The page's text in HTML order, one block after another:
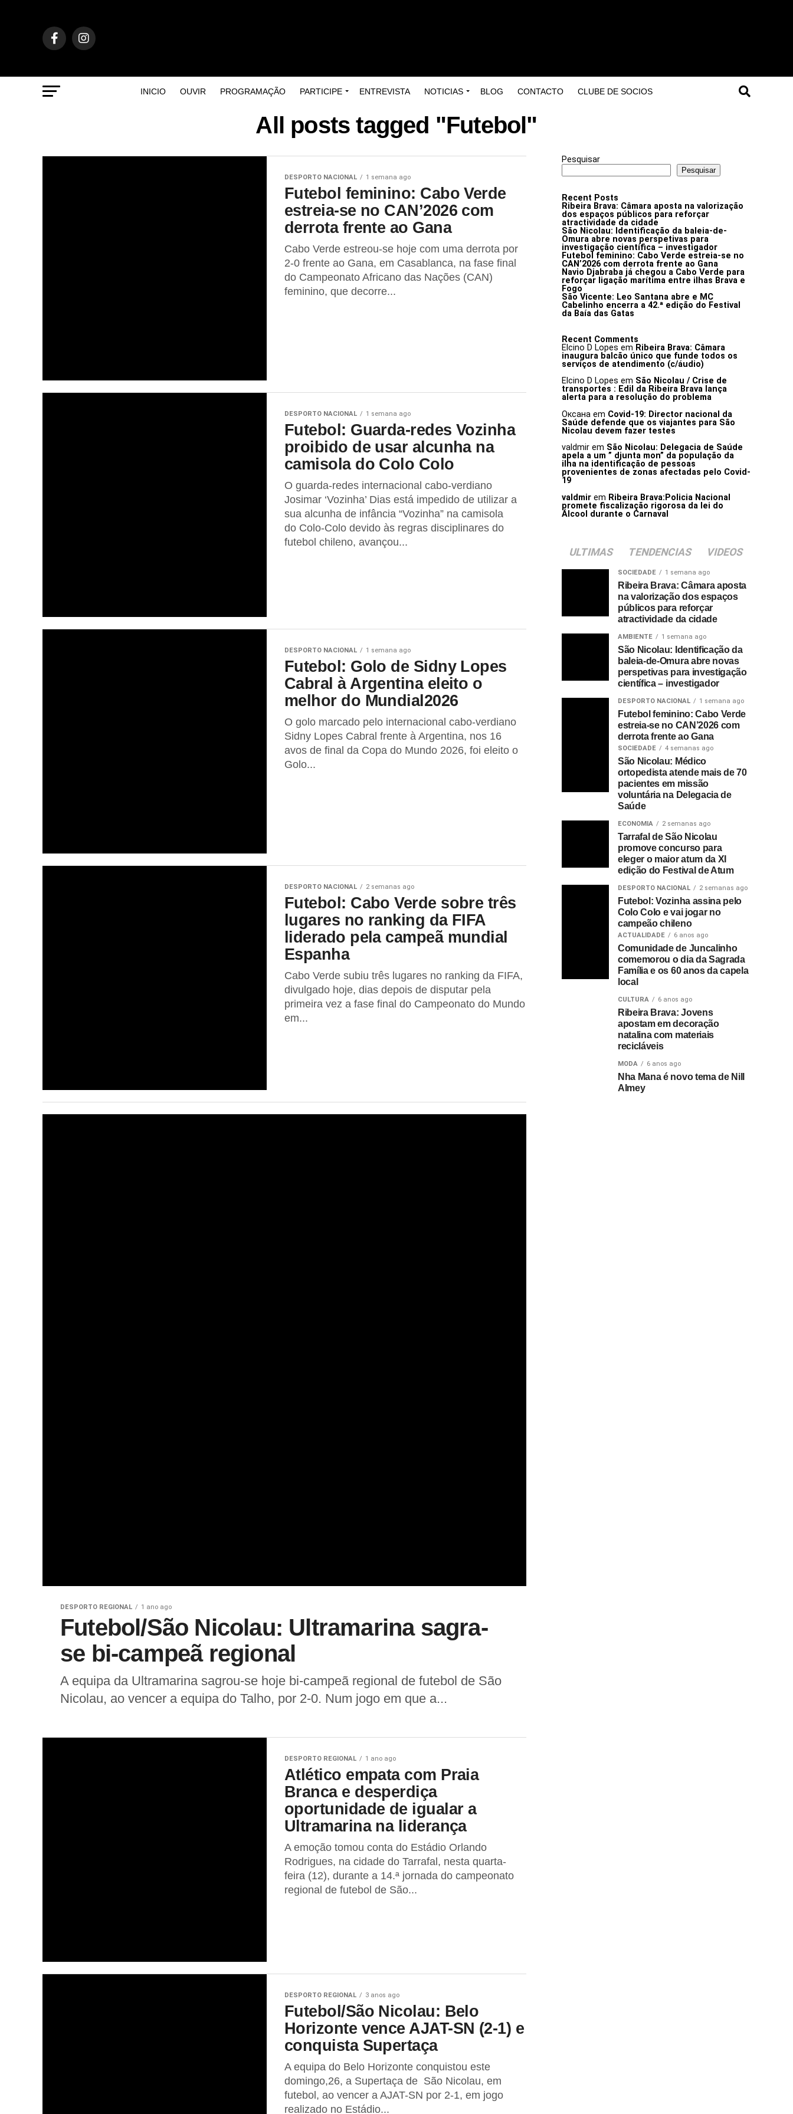
INICIO OUVIR PROGRAMAÇÃO PARTICIPE ENTREVISTA NOTICIAS BLOG CONTACTO CLUBE DE SOCIOS
All posts tagged "Futebol"
DESPORTO NACIONAL 1 semana ago
Futebol feminino: Cabo Verde
estreia-se no CAN’2026 com
derrota frente ao Gana
Cabo Verde estreou-se hoje com uma derrota por
2-0 frente ao Gana, em Casablanca, na fase final
do Campeonato Africano das Nações (CAN)
feminino, que decorre...
DESPORTO NACIONAL 1 semana ago
Futebol: Guarda-redes Vozinha
proibido de usar alcunha na
camisola do Colo Colo
O guarda-redes internacional cabo-verdiano
Josimar ‘Vozinha’ Dias está impedido de utilizar a
sua alcunha de infância “Vozinha” na camisola
do Colo-Colo devido às regras disciplinares do
futebol chileno, avançou...
DESPORTO NACIONAL 1 semana ago
Futebol: Golo de Sidny Lopes
Cabral à Argentina eleito o
melhor do Mundial2026
O golo marcado pelo internacional cabo-verdiano
Sidny Lopes Cabral frente à Argentina, nos 16
avos de final da Copa do Mundo 2026, foi eleito o
Golo...
DESPORTO NACIONAL 2 semanas ago
Futebol: Cabo Verde sobre três
lugares no ranking da FIFA
liderado pela campeã mundial
Espanha
Cabo Verde subiu três lugares no ranking da FIFA,
divulgado hoje, dias depois de disputar pela
primeira vez a fase final do Campeonato do Mundo
em...
DESPORTO REGIONAL 1 ano ago
Futebol/São Nicolau: Ultramarina sagra-
se bi-campeã regional
A equipa da Ultramarina sagrou-se hoje bi-campeã regional de futebol de São
Nicolau, ao vencer a equipa do Talho, por 2-0. Num jogo em que a...
DESPORTO REGIONAL 1 ano ago
Atlético empata com Praia
Branca e desperdiça
oportunidade de igualar a
Ultramarina na liderança
A emoção tomou conta do Estádio Orlando
Rodrigues, na cidade do Tarrafal, nesta quarta-
feira (12), durante a 14.ª jornada do campeonato
regional de futebol de São...
DESPORTO REGIONAL 3 anos ago
Futebol/São Nicolau: Belo
Horizonte vence AJAT-SN (2-1) e
conquista Supertaça
A equipa do Belo Horizonte conquistou este
domingo,26, a Supertaça de São Nicolau, em
futebol, ao vencer a AJAT-SN por 2-1, em jogo
realizado no Estádio...
Pesquisar
Pesquisar
Recent Posts
Ribeira Brava: Câmara aposta na valorização
dos espaços públicos para reforçar
atractividade da cidade
São Nicolau: Identificação da baleia-de-
Omura abre novas perspetivas para
investigação científica – investigador
Futebol feminino: Cabo Verde estreia-se no
CAN’2026 com derrota frente ao Gana
Navio Djabraba já chegou a Cabo Verde para
reforçar ligação marítima entre ilhas Brava e
Fogo
São Vicente: Leo Santana abre e MC
Cabelinho encerra a 42.ª edição do Festival
da Baía das Gatas
Recent Comments
Elcino D Lopes em Ribeira Brava: Câmara
inaugura balcão único que funde todos os
serviços de atendimento (c/áudio)
Elcino D Lopes em São Nicolau / Crise de
transportes : Edil da Ribeira Brava lança
alerta para a resolução do problema
Оксана em Covid-19: Director nacional da
Saúde defende que os viajantes para São
Nicolau devem fazer testes
valdmir em São Nicolau: Delegacia de Saúde
apela a um ” djunta mon” da população da
ilha na identificação de pessoas
provenientes de zonas afectadas pelo Covid-
19
valdmir em Ribeira Brava:Policia Nacional
promete fiscalização rigorosa da lei do
Álcool durante o Carnaval
ULTIMAS TENDENCIAS VIDEOS
SOCIEDADE 1 semana ago
Ribeira Brava: Câmara aposta
na valorização dos espaços
públicos para reforçar
atractividade da cidade
AMBIENTE 1 semana ago
São Nicolau: Identificação da
baleia-de-Omura abre novas
perspetivas para investigação
científica – investigador
DESPORTO NACIONAL 1 semana ago
Futebol feminino: Cabo Verde
estreia-se no CAN’2026 com
derrota frente ao Gana
SOCIEDADE 4 semanas ago
São Nicolau: Médico
ortopedista atende mais de 70
pacientes em missão
voluntária na Delegacia de
Saúde
ECONOMIA 2 semanas ago
Tarrafal de São Nicolau
promove concurso para
eleger o maior atum da XI
edição do Festival de Atum
DESPORTO NACIONAL 2 semanas ago
Futebol: Vozinha assina pelo
Colo Colo e vai jogar no
campeão chileno
ACTUALIDADE 6 anos ago
Comunidade de Juncalinho
comemorou o dia da Sagrada
Família e os 60 anos da capela
local
CULTURA 6 anos ago
Ribeira Brava: Jovens
apostam em decoração
natalina com materiais
recicláveis
MODA 6 anos ago
Nha Mana é novo tema de Nill
Almey